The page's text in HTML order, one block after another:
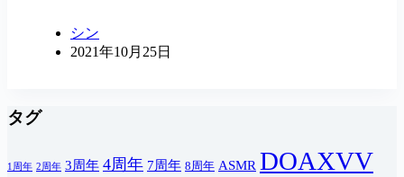
シン
2021年10月25日
タグ
1周年 2周年 3周年 4周年 7周年 8周年 ASMR DOAXVV